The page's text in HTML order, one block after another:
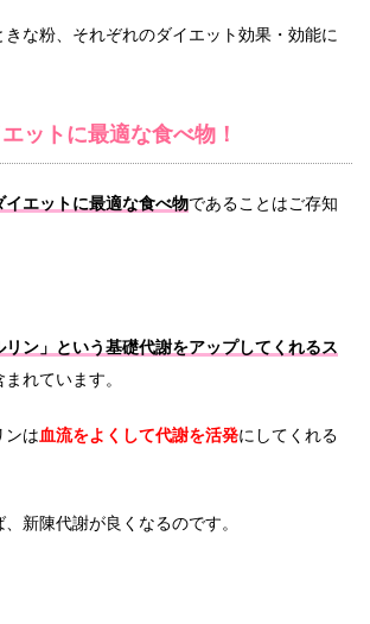
な粉、それぞれのダイエット効果・効能に
ットに最適な食べ物！
イエットに最適な食べ物であることはご存知
リン」という基礎代謝をアップしてくれるス
まれています。
ンは血流をよくして代謝を活発にしてくれる
新陳代謝が良くなるのです。